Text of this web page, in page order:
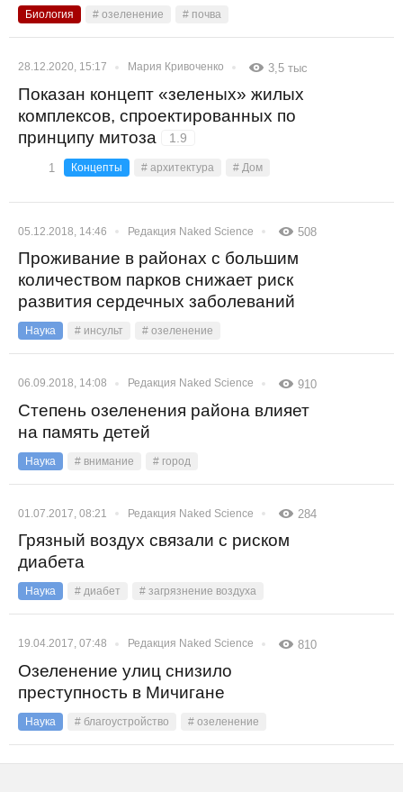
Биология # озеленение # почва
28.12.2020, 15:17 Мария Кривоченко 3,5 тыс
Показан концепт «зеленых» жилых
комплексов, спроектированных по
принципу митоза
1.9
1 Концепты # архитектура # Дом
05.12.2018, 14:46 Редакция Naked Science 508
Проживание в районах с большим
количеством парков снижает риск
развития сердечных заболеваний
Наука # инсульт # озеленение
06.09.2018, 14:08 Редакция Naked Science 910
Степень озеленения района влияет
на память детей
Наука # внимание # город
01.07.2017, 08:21 Редакция Naked Science 284
Грязный воздух связали с риском
диабета
Наука # диабет # загрязнение воздуха
19.04.2017, 07:48 Редакция Naked Science 810
Озеленение улиц снизило
преступность в Мичигане
Наука # благоустройство # озеленение